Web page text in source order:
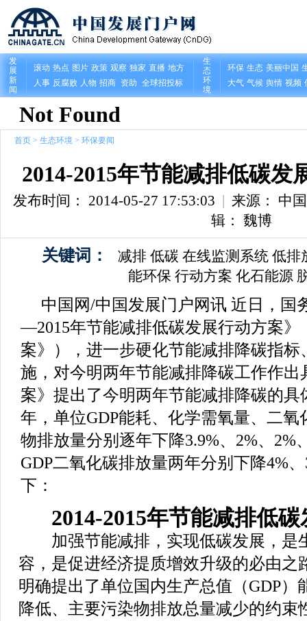
首页 > 生态环境 > 环保要闻
2014-2015年节能减排低碳发
发布时间： 2014-05-27 17:53:03 | 来源： 中
辑： 魏博
关键词： 减排 低碳 在线监测系统 低排
能环保 行动方案 化石能源
中国网/中国发展门户网讯 近日，国
—2015年节能减排低碳发展行动方案》
案》），进一步硬化节能减排降碳指
施，对今明两年节能减排降碳工作作出
案》提出了今明两年节能减排降碳的
年，单位GDP能耗、化学需氧量、二
物排放量分别逐年下降3.9%、2%、2%
GDP二氧化碳排放量两年分别下降4%
下：
2014-2015年节能减排低
加强节能减排，实现低碳发展，是
容，是促进经济提质增效升级的必由之
明确提出了单位国内生产总值（GDP）
降低、主要污染物排放总量减少的约束